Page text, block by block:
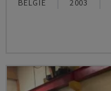
BELGIË 2003